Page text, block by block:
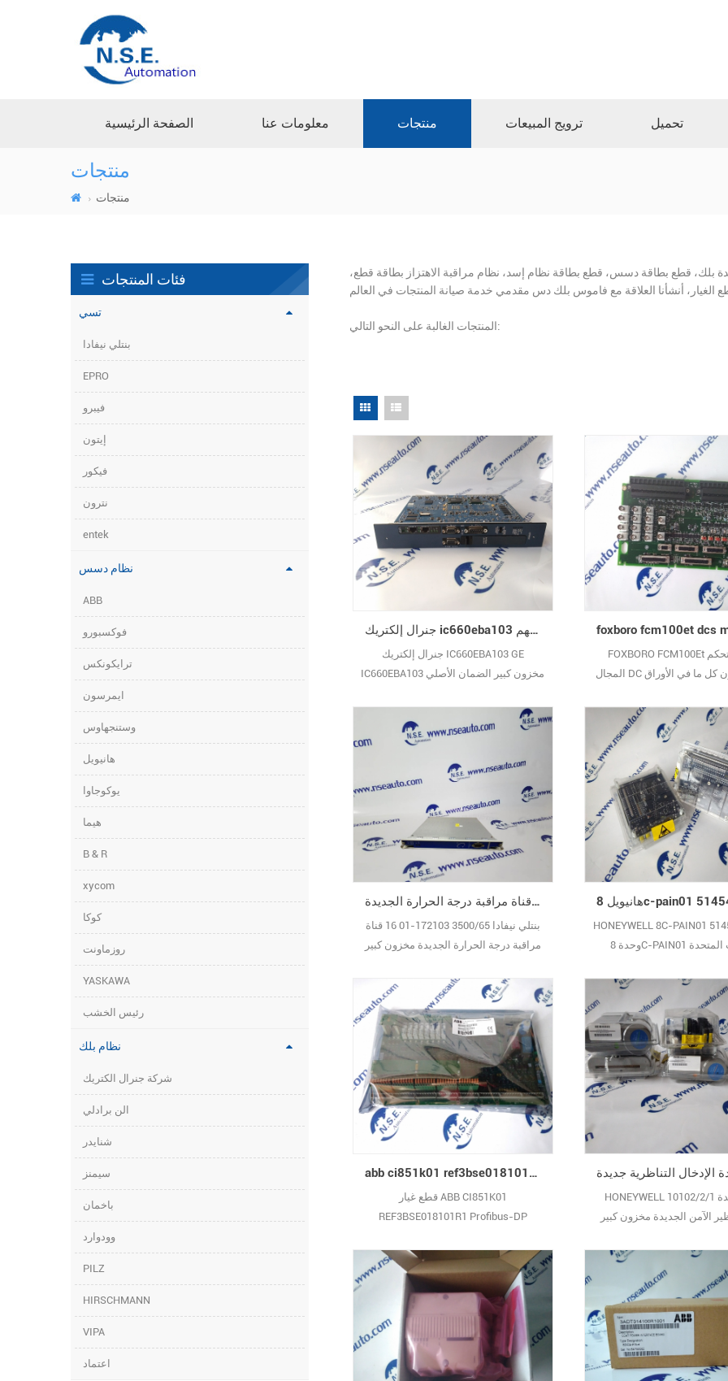
الصفحة الرئيسية معلومات عنا منتجات ترويج المبيعات تحميل
منتجات
منتجات
فئات المنتجات
تسي
بنتلي نيفادا
EPRO
فيبرو
إيتون
فيكور
نترون
entek
نظام دسس
ABB
فوكسبورو
ترايكونكس
ايمرسون
وستنجهاوس
هانيويل
يوكوجاوا
هيما
B & R
xycom
كوكا
روزماونت
YASKAWA
رئيس الخشب
نظام بلك
شركة جنرال الكتريك
الن برادلي
شنايدر
سيمنز
باخمان
وودوارد
PILZ
HIRSCHMANN
VIPA
اعتماد
بلك، قطع بطاقة دسس، قطع بطاقة نظام إسد، نظام مراقبة الاهتزاز بطاقة قطع،
المنتجات الغالبة على النحو التالي:
جنرال إلكتريك ic660eba103 جديد الأصلي في الأسهم ge ic660eba103
جنرال إلكتريك IC660EBA103 GE
IC660EBA103 مخزون كبير الضمان الأصلي
FOXBORO FCM100Et وحدات تحكم
المجال DC في المخزون كل ما في الأوراق
بنتلي نيفادا 3500/65 172103-01 16 قناة مراقبة درجة الحرارة الجديدة
بنتلي نيفادا 3500/65 172103-01 16 قناة
مراقبة درجة الحرارة الجديدة مخزون كبير
HONEYWELL 8C-PAIN01
وحدة 8C-PAIN01 الولايات المتحدة
الأصلي الجديد
abb ci851k01 ref3bse018101r1 profibus-dp interface abb ci851 قطع الغيار
قطع غيار ABB CI851K01
REF3BSE018101R1 Profibus-DP
HONEYWELL 10102/2/1 فشل وحدة
الآمن الجديدة مخزون كبير